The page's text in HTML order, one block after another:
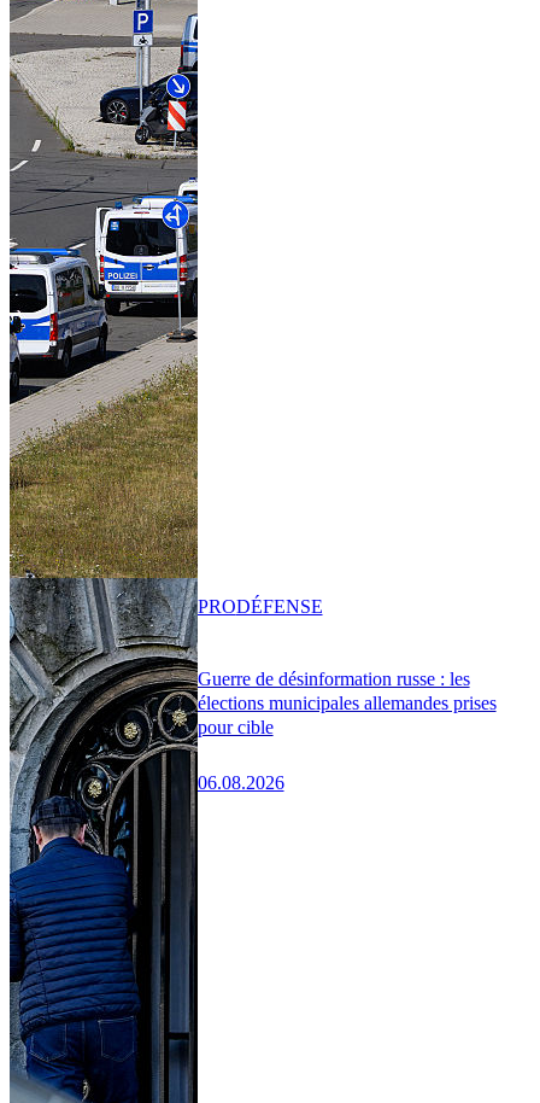
Guerre de désinformation russe : les
élections municipales allemandes prises
pour cible
06.08.2026
PRODÉFENSE